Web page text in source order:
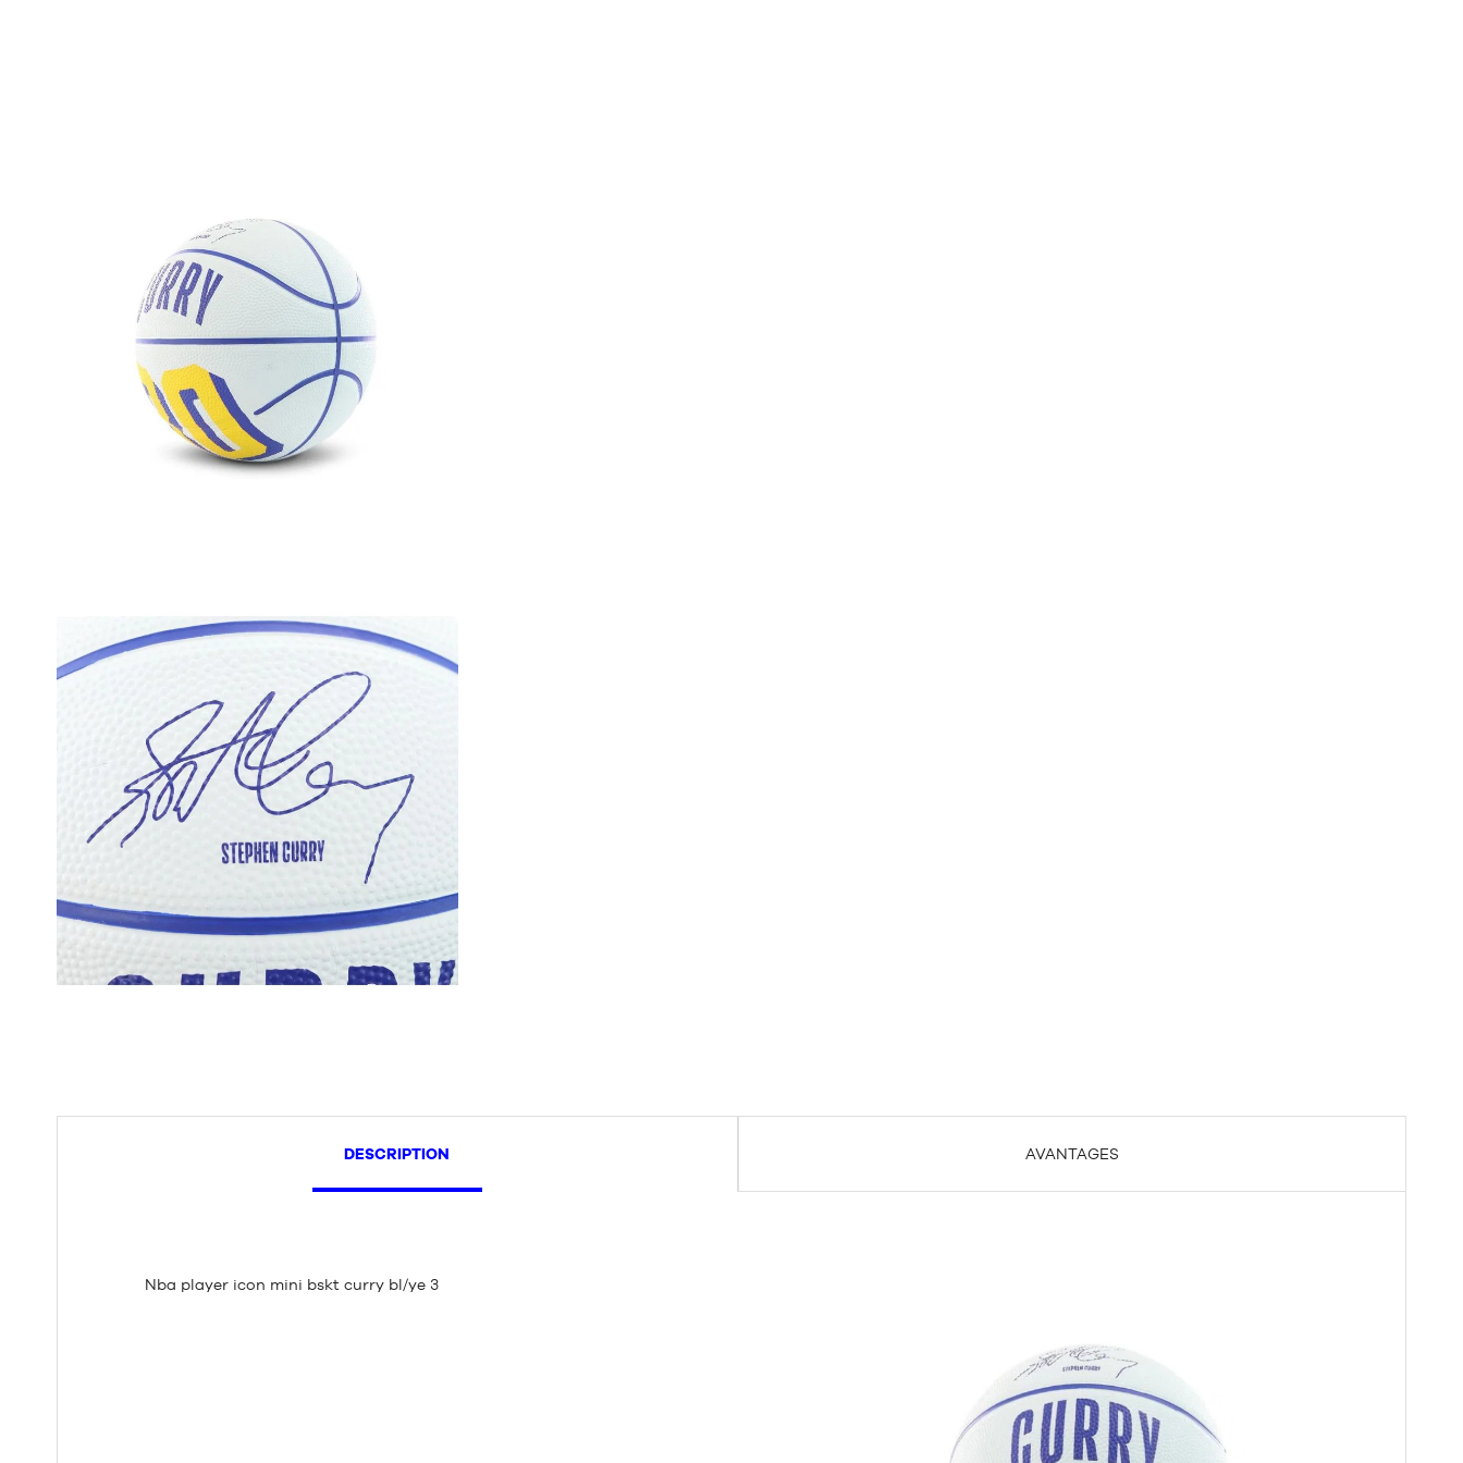
DESCRIPTION
Nba player icon mini bskt curry bl/ye 3
AVANTAGES